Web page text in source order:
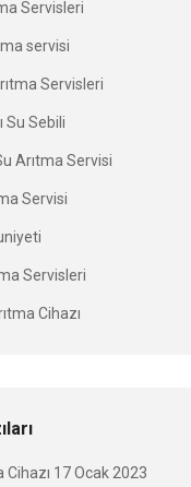
Servisleri
servisi
Servisleri
Su Sebili
Arıtma Servisi
Servisi
Servisleri
Cihazı
Cihazı 17 Ocak 2023